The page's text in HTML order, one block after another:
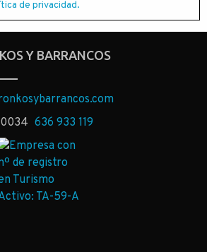
de privacidad.
Y BARRANCOS
0034 636 933 119